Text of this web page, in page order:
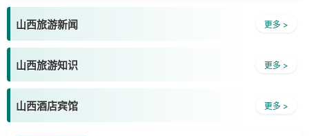
山西旅游新闻 更多 >
山西旅游知识 更多 >
山西酒店宾馆 更多 >